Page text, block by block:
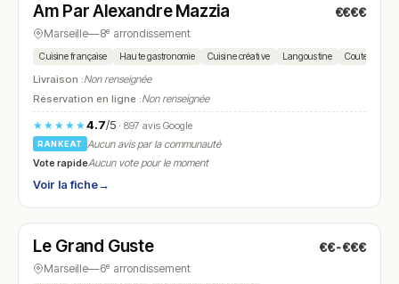
N° 14
Am Par Alexandre Mazzia €€€€
Marseille—8ᵉ arrondissement
Cuisine française Haute gastronomie Cuisine créative Langoustine Couteaux
Livraison :Non renseignée
Réservation en ligne :Non renseignée
★★★★★4.7/5· 897 avis Google
RANKEAT
Aucun avis par la communauté
Vote rapideAucun vote pour le moment
Voir la fiche→
N° 15
Le Grand Guste €€-€€€
Marseille—6ᵉ arrondissement